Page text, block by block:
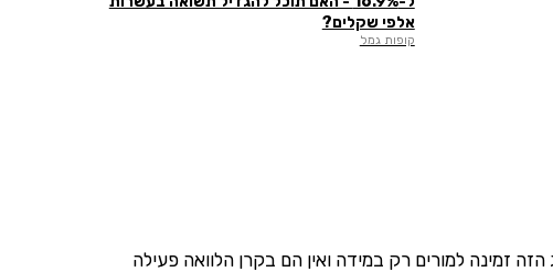
אלפי שקלים?
קופות גמל
מן הסוג הזה זמינה למורים רק במידה ואין הם בקרן הלוואה פעילה